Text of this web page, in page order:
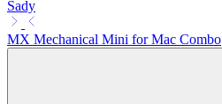
Sady
MX Mechanical Mini for Mac Combo